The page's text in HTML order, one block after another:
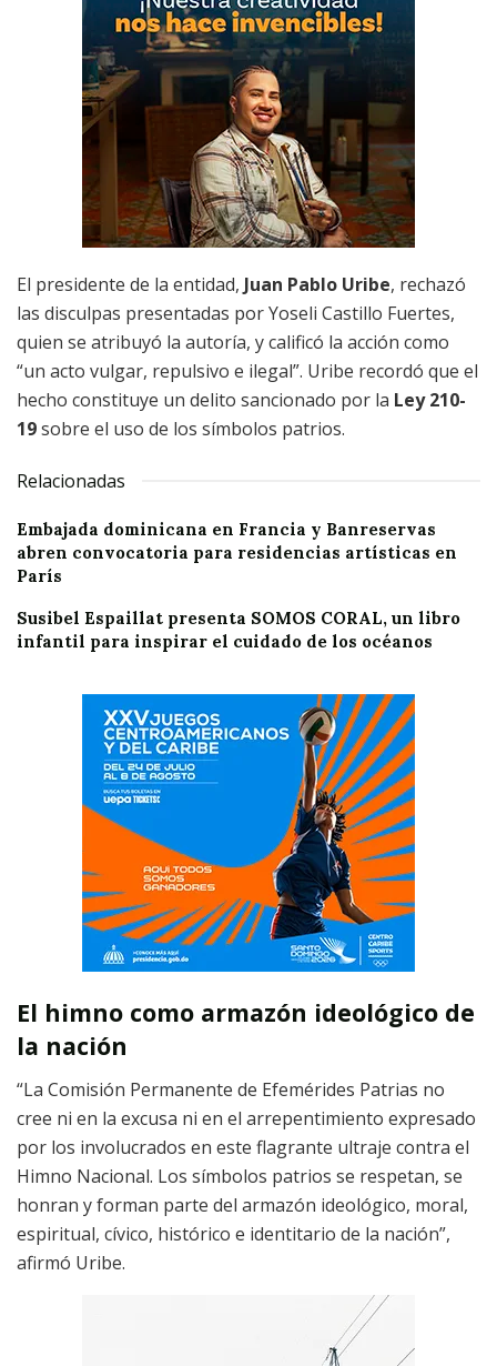
El presidente de la entidad, Juan Pablo Uribe, rechazó
las disculpas presentadas por Yoseli Castillo Fuertes,
quien se atribuyó la autoría, y calificó la acción como
“un acto vulgar, repulsivo e ilegal”. Uribe recordó que el
hecho constituye un delito sancionado por la Ley 210-
19sobre el uso de los símbolos patrios.
Relacionadas
Embajada dominicana en Francia y Banreservas
abren convocatoria para residencias artísticas en
París
Susibel Espaillat presenta SOMOS CORAL, un libro
infantil para inspirar el cuidado de los océanos
El himno como armazón ideológico de
la nación
“La Comisión Permanente de Efemérides Patrias no
cree ni en la excusa ni en el arrepentimiento expresado
por los involucrados en este flagrante ultraje contra el
Himno Nacional. Los símbolos patrios se respetan, se
honran y forman parte del armazón ideológico, moral,
espiritual, cívico, histórico e identitario de la nación”,
afirmó Uribe.